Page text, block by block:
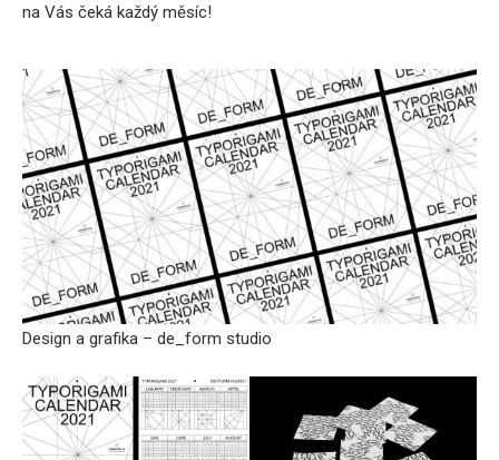
na Vás čeká každý měsíc!
Design a grafika – de_form studio